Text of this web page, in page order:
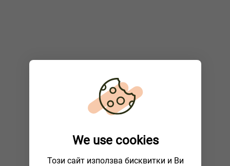
We use cookies
Този сайт използва бисквитки и Ви